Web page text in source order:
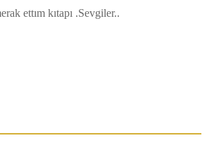
ettım kıtapı .Sevgiler..